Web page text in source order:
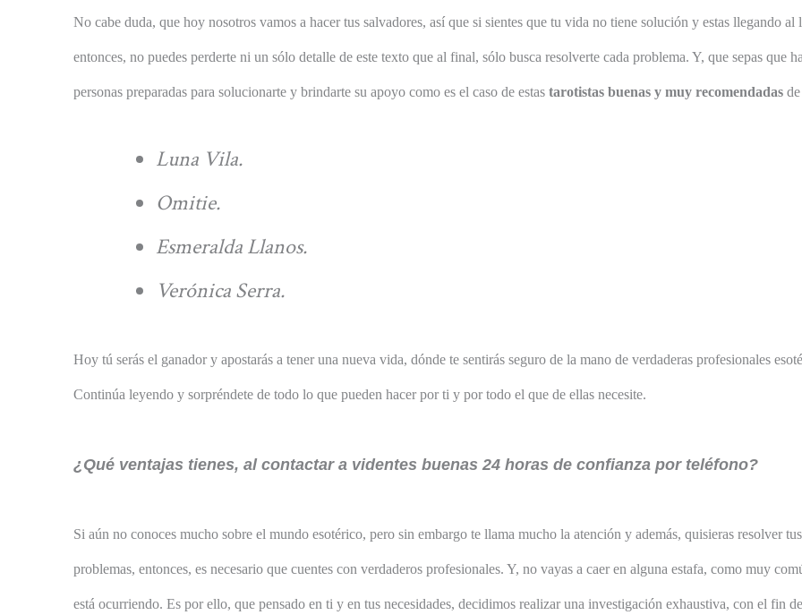
No cabe duda, que hoy nosotros vamos a hacer tus salvadores, así que si sientes que tu vida no tiene solución y estas llegando al
entonces, no puedes perderte ni un sólo detalle de este texto que al final, sólo busca resolverte cada problema. Y, que sepas que
personas preparadas para solucionarte y brindarte su apoyo como es el caso de estas tarotistas buenas y muy recomendadas
Luna Vila.
Omitie.
Esmeralda Llanos.
Verónica Serra.
Hoy tú serás el ganador y apostarás a tener una nueva vida, dónde te sentirás seguro de la mano de verdaderas profesionales
Continúa leyendo y sorpréndete de todo lo que pueden hacer por ti y por todo el que de ellas necesite.
¿Qué ventajas tienes, al contactar a videntes buenas 24 horas de confianza por teléfono?
Si aún no conoces mucho sobre el mundo esotérico, pero sin embargo te llama mucho la atención y además, quisieras resolver tus
problemas, entonces, es necesario que cuentes con verdaderos profesionales. Y, no vayas a caer en alguna estafa, como muy
está ocurriendo. Es por ello, que pensado en ti y en tus necesidades, decidimos realizar una investigación exhaustiva, con el fin